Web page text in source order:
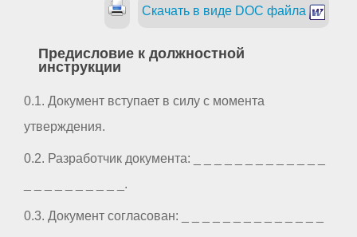
Скачать в виде DOC файла
Предисловие к должностной
инструкции
0.1. Документ вступает в силу с момента
утверждения.
0.2. Разработчик документа: _ _ _ _ _ _ _ _ _ _ _ _ _
_ _ _ _ _ _ _ _ _ _.
0.3. Документ согласован: _ _ _ _ _ _ _ _ _ _ _ _ _ _